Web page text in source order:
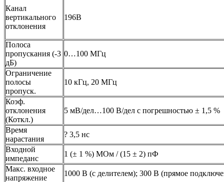
Канал
вертикального
отклонения
196В
Полоса
пропускания (-3
дБ)
0…100 МГц
Ограничение
полосы
пропуск.
10 кГц, 20 МГц
Коэф.
отклонения
(Коткл.)
5 мВ/дел…100 В/дел с погрешностью ± 1,5 %
Время
нарастания
? 3,5 нс
Входной
импеданс
1 (± 1 %) МОм / (15 ± 2) пФ
Макс. входное
напряжение
1000 В (с делителем); 300 В (прямое